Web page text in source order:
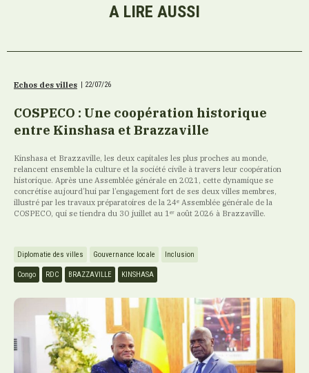
A LIRE AUSSI
Echos des villes | 22/07/26
COSPECO : Une coopération historique
entre Kinshasa et Brazzaville
Kinshasa et Brazzaville, les deux capitales les plus proches au monde,
relancent ensemble la culture et la société civile à travers leur coopération
historique. Après une Assemblée générale en 2021, cette dynamique se
concrétise aujourd’hui par l’engagement fort de ses deux villes membres,
illustré par les travaux préparatoires de la 24ᵉ Assemblée générale de la
COSPECO, qui se tiendra du 30 juillet au 1ᵉʳ août 2026 à Brazzaville.
Diplomatie des villes Gouvernance locale Inclusion
Congo RDC BRAZZAVILLE KINSHASA